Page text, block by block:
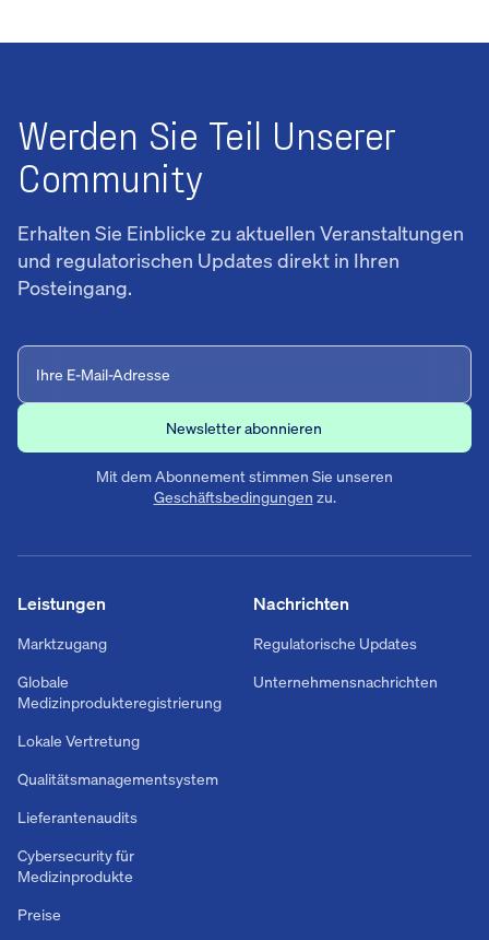
Werden Sie Teil Unserer
Community
Erhalten Sie Einblicke zu aktuellen Veranstaltungen
und regulatorischen Updates direkt in Ihren
Posteingang.
Mit dem Abonnement stimmen Sie unseren
Geschäftsbedingungen zu.
Nachrichten
Regulatorische Updates
Unternehmensnachrichten
Leistungen
Marktzugang
Globale
Medizinprodukteregistrierung
Lokale Vertretung
Qualitätsmanagementsystem
Lieferantenaudits
Cybersecurity für
Medizinprodukte
Preise